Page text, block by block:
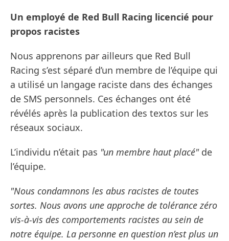
Un employé de Red Bull Racing licencié pour
propos racistes
Nous apprenons par ailleurs que Red Bull
Racing s’est séparé d’un membre de l’équipe qui
a utilisé un langage raciste dans des échanges
de SMS personnels. Ces échanges ont été
révélés après la publication des textos sur les
réseaux sociaux.
L’individu n’était pas "un membre haut placé"de
l’équipe.
"Nous condamnons les abus racistes de toutes
sortes. Nous avons une approche de tolérance zéro
vis-à-vis des comportements racistes au sein de
notre équipe. La personne en question n’est plus un